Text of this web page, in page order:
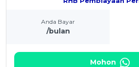
Anda Bayar
/bulan
Mohon